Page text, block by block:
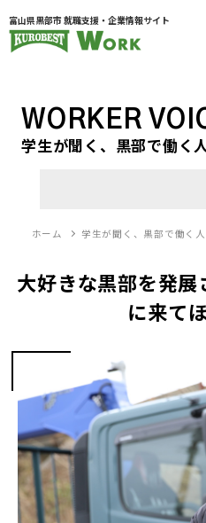
富山県黒部市 就職支援・企業情報サイト
WORKER
学生が聞く、黒部で働く
ホーム 学生が聞く、黒部で働く
大好きな黒部を発
に来て